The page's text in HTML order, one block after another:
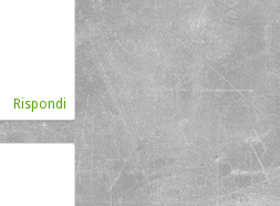
Rispondi